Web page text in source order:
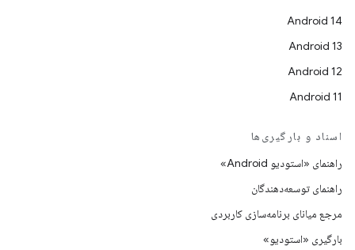
Android 14
Android 13
Android 12
Android 11
اسناد و بارگیری‌ها
راهنمای «استودیو Android»
راهنمای توسعه‌دهندگان
مرجع میانای برنامه‌سازی کاربردی
بارگیری «استودیو»